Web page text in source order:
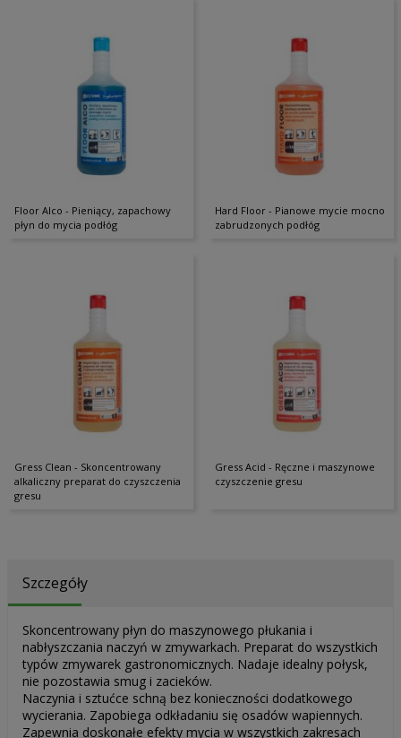
Floor Alco - Pieniący, zapachowy
płyn do mycia podłóg
Hard Floor - Pianowe mycie mocno
zabrudzonych podłóg
Gress Clean - Skoncentrowany
alkaliczny preparat do czyszczenia
gresu
Gress Acid - Ręczne i maszynowe
czyszczenie gresu
Szczegóły
Skoncentrowany płyn do maszynowego płukania i
nabłyszczania naczyń w zmywarkach. Preparat do wszystkich
typów zmywarek gastronomicznych. Nadaje idealny połysk,
nie pozostawia smug i zacieków.
Naczynia i sztućce schną bez konieczności dodatkowego
wycierania. Zapobiega odkładaniu się osadów wapiennych.
Zapewnia doskonałe efekty mycia w wszystkich zakresach